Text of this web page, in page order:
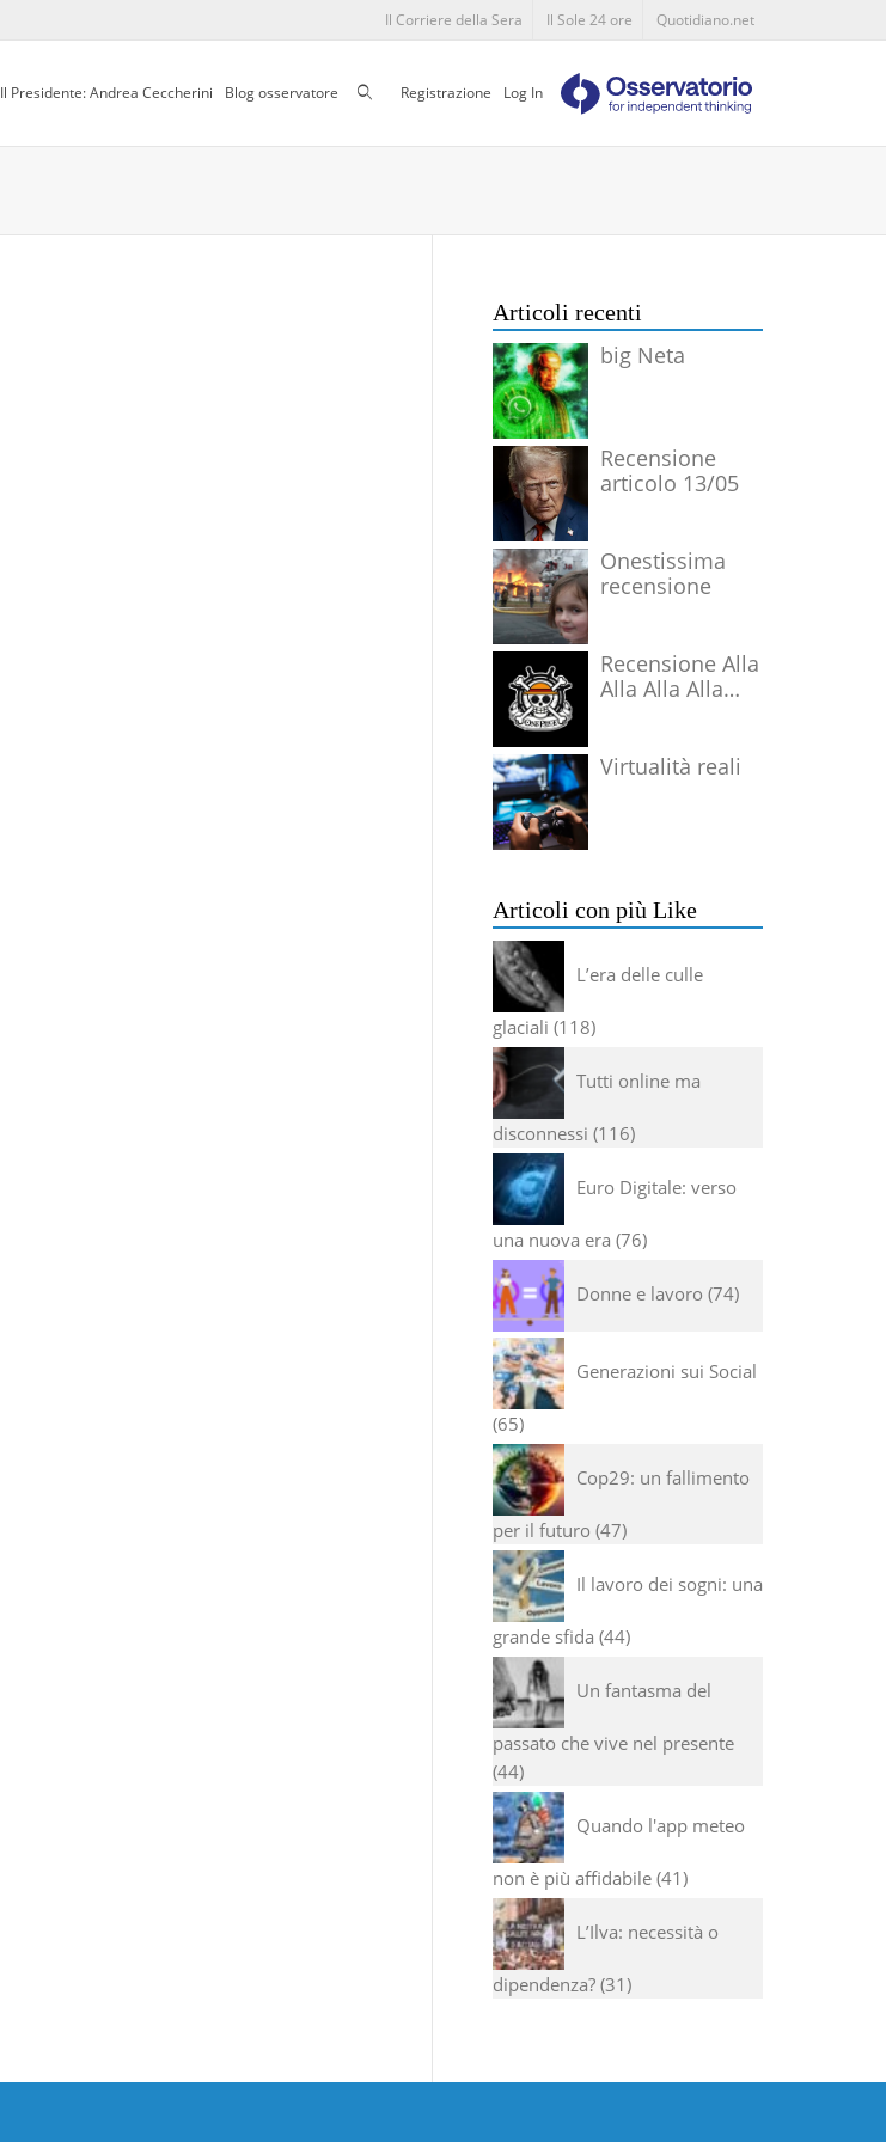
Il Corriere della Sera Il Sole 24 ore Quotidiano.net
Il Presidente: Andrea Ceccherini Blog osservatore CercaRegistrazione Log In
Articoli recenti
big Neta
Recensione
articolo 13/05
Onestissima
recensione
Recensione Alla
Alla Alla Alla
Virtualità reali
Articoli con più Like
L’era delle culle
glaciali 118
Tutti online ma
disconnessi 116
Euro Digitale: verso
una nuova era 76
Donne e lavoro 74
Generazioni sui Social
65
Cop29: un fallimento
per il futuro 47
Il lavoro dei sogni: una
grande sfida 44
Un fantasma del
passato che vive nel presente
44
Quando l'app meteo
non è più affidabile 41
L’Ilva: necessità o
dipendenza? 31